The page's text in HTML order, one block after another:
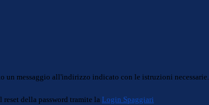
un messaggio all'indirizzo indicato con le istruzioni necessarie.
della password tramite la Login Spaggiari